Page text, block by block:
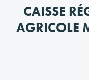
CAISSE
AGRICOLE